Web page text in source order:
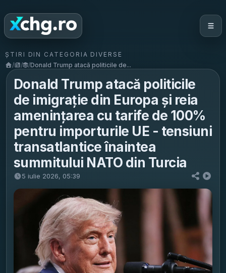
ȘTIRI DIN CATEGORIA DIVERSE
/
/ /Donald Trump atacă politicile de...
Donald Trump atacă politicile
de imigrație din Europa și reia
amenințarea cu tarife de 100%
pentru importurile UE - tensiuni
transatlantice înaintea
summitului NATO din Turcia
5 iulie 2026, 05:39